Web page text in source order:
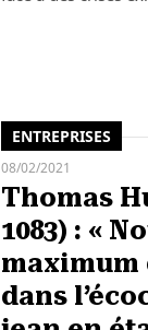
ENTREPRISES
08/02/2021
Thomas
1083) : «
maximum
dans